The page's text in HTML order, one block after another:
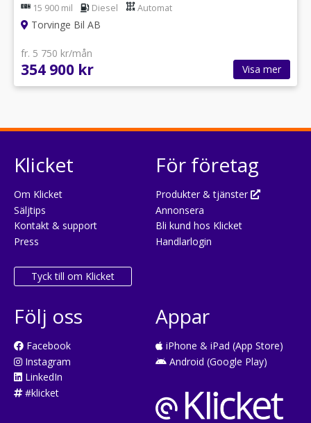
15 900 mil Diesel Automat
Torvinge Bil AB
fr. 5 750 kr/mån
354 900 kr Visa mer
Klicket
Om Klicket
Säljtips
Kontakt & support
Press
Tyck till om Klicket
För företag
Produkter & tjänster
Annonsera
Bli kund hos Klicket
Handlarlogin
Följ oss
Facebook
Instagram
LinkedIn
#klicket
Appar
iPhone & iPad (App Store)
Android (Google Play)